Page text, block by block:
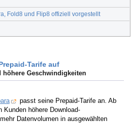
Fold8 und Flip8 offiziell vorgestellt
Tarife auf
höhere Geschwindigkeiten
passt seine Prepaid-Tarife an. Ab
Kunden höhere Download-
Datenvolumen in ausgewählten